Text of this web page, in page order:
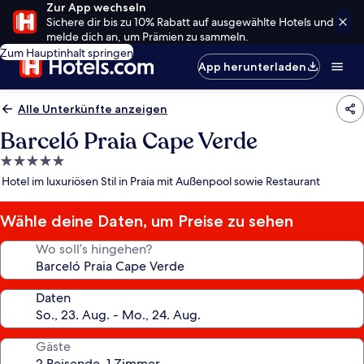
Zur App wechseln
Sichere dir bis zu 10% Rabatt auf ausgewählte Hotels und
melde dich an, um Prämien zu sammeln.
Zum Hauptinhalt springen
App herunterladen
Alle Unterkünfte anzeigen
Barceló Praia Cape Verde
5.0-
Sterne-
Hotel im luxuriösen Stil in Praia mit Außenpool sowie Restaurant
Wähle deine Daten, um Preise zu sehen
Wo soll’s hingehen?
Daten
Gäste